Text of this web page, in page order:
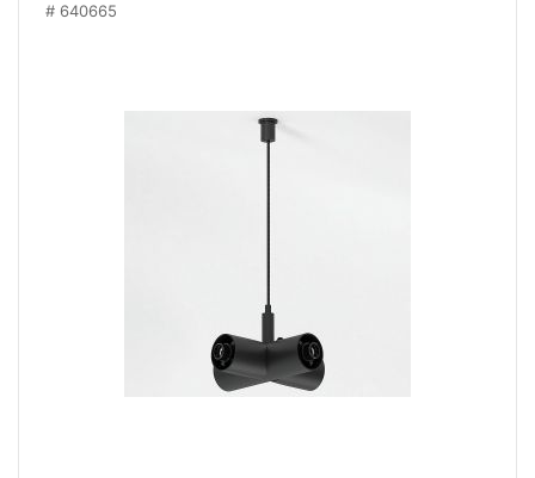
640665